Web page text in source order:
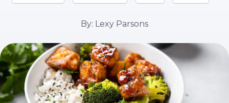
By: Lexy Parsons